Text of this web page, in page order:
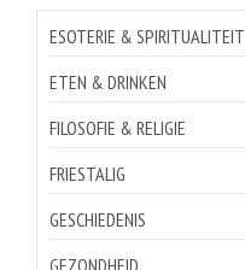
ESOTERIE & SPIRITUALITEIT
ETEN & DRINKEN
FILOSOFIE & RELIGIE
FRIESTALIG
GESCHIEDENIS
GEZONDHEID